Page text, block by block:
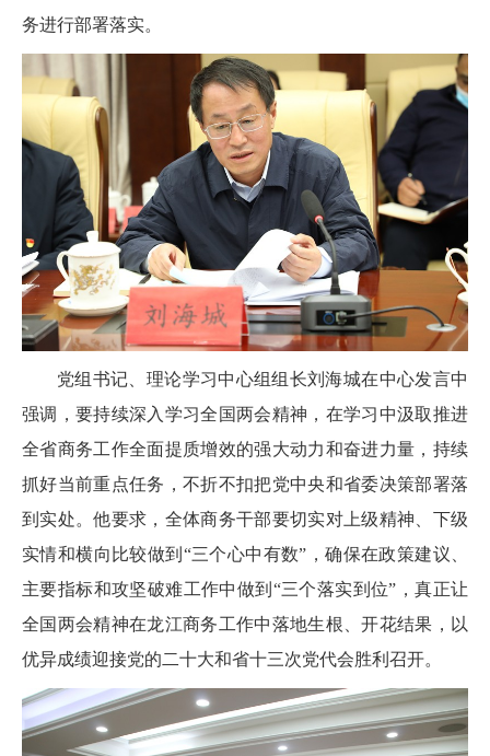
务进行部署落实。
党组书记、理论学习中心组组长刘海城在中心发言中
强调，要持续深入学习全国两会精神，在学习中汲取推进
全省商务工作全面提质增效的强大动力和奋进力量，持续
抓好当前重点任务，不折不扣把党中央和省委决策部署落
到实处。他要求，全体商务干部要切实对上级精神、下级
实情和横向比较做到“三个心中有数”，确保在政策建议、
主要指标和攻坚破难工作中做到“三个落实到位”，真正让
全国两会精神在龙江商务工作中落地生根、开花结果，以
优异成绩迎接党的二十大和省十三次党代会胜利召开。